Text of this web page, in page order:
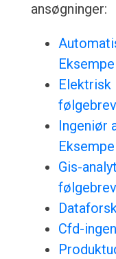
ansøgninger:
Elektrisk
følgebrev
Ingeniør
Gis-
følgebrev
Cfd-